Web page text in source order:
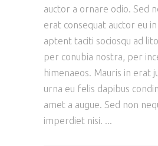
auctor a ornare odio. Sed
erat consequat auctor eu in
aptent taciti sociosqu ad
per conubia nostra, per
himenaeos. Mauris in erat
urna eu felis dapibus
amet a augue. Sed non
imperdiet nisi.